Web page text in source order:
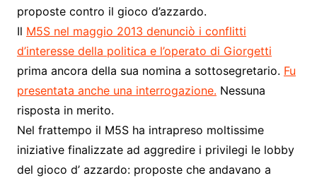
proposte contro il gioco d’azzardo.
Il M5S nel maggio 2013 denunciò i conflitti
d’interesse della politica e l’operato di Giorgetti
prima ancora della sua nomina a sottosegretario. Fu
presentata anche una interrogazione. Nessuna
risposta in merito.
Nel frattempo il M5S ha intrapreso moltissime
iniziative finalizzate ad aggredire i privilegi le lobby
del gioco d’ azzardo: proposte che andavano a